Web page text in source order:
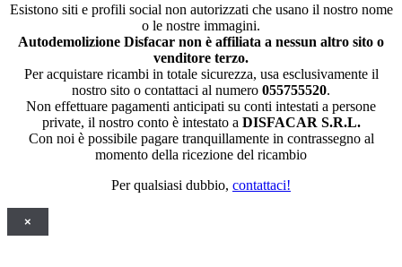
Esistono siti e profili social non autorizzati che usano il nostro nome
o le nostre immagini.
Autodemolizione Disfacar non è affiliata a nessun altro sito o
venditore terzo.
Per acquistare ricambi in totale sicurezza, usa esclusivamente il
nostro sito o contattaci al numero 055755520.
Non effettuare pagamenti anticipati su conti intestati a persone
private, il nostro conto è intestato a DISFACAR S.R.L.
Con noi è possibile pagare tranquillamente in contrassegno al
momento della ricezione del ricambio
Per qualsiasi dubbio, contattaci!
×